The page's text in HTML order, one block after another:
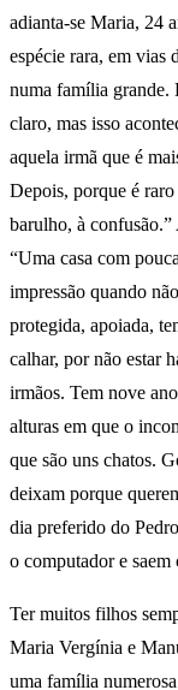
adianta-se Maria, 24
espécie rara, em vias
numa família grande.
claro, mas isso
aquela irmã que é
Depois, porque é raro
barulho, à
“Uma casa com
impressão quando
protegida, apoiada,
calhar, por não estar
irmãos. Tem nove
alturas em que o
que são uns chatos.
deixam porque
dia preferido do
o computador e saem
Ter muitos filhos
Maria Vergínia e
uma família